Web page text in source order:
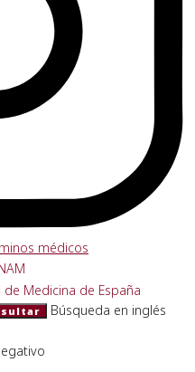
Búsqueda en inglés